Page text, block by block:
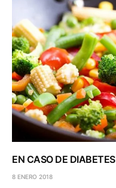
EN CASO DE DIABETES
8 ENERO 2018